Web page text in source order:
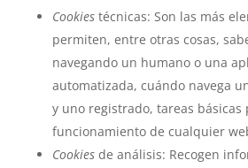
Cookiestécnicas: Son las más
permiten, entre otras cosas,
navegando un humano o una
automatizada, cuándo navega
y uno registrado, tareas básicas
funcionamiento de cualquier
Cookiesde análisis: Recogen